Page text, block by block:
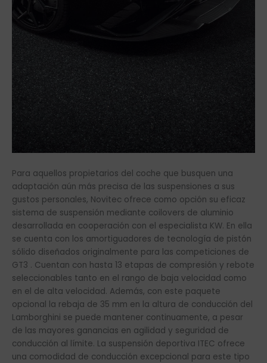
Para aquellos propietarios del coche que busquen una
adaptación aún más precisa de las suspensiones a sus
gustos personales, Novitec ofrece como opción su eficaz
sistema de suspensión mediante coilovers de aluminio
desarrollada en cooperación con el especialista KW. En ella
se cuenta con los amortiguadores de tecnología de pistón
sólido diseñados originalmente para las competiciones de
GT3 . Cuentan con hasta 13 etapas de compresión y rebote
seleccionables tanto en el rango de baja velocidad como
en el de alta velocidad. Además, con este paquete
opcional la rebaja de 35 mm en la altura de conducción del
Lamborghini se puede mantener continuamente, a pesar
de las mayores ganancias en agilidad y seguridad de
conducción al límite. La suspensión deportiva ITEC ofrece
una comodidad de conducción excepcional para este tipo